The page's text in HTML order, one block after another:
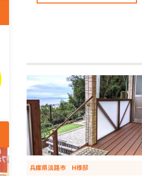
兵庫県淡路市 H様邸